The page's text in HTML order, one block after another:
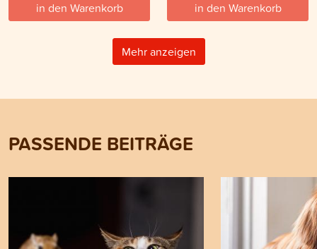
in den Warenkorb in den Warenkorb
Mehr anzeigen
PASSENDE BEITRÄGE